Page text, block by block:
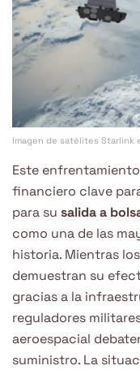
Imagen de satélites Starlink
Este
financiero clave
para su salida a
como una de las
historia. Mientras
demuestran su
gracias a la
reguladores
aeroespacial
suministro. La